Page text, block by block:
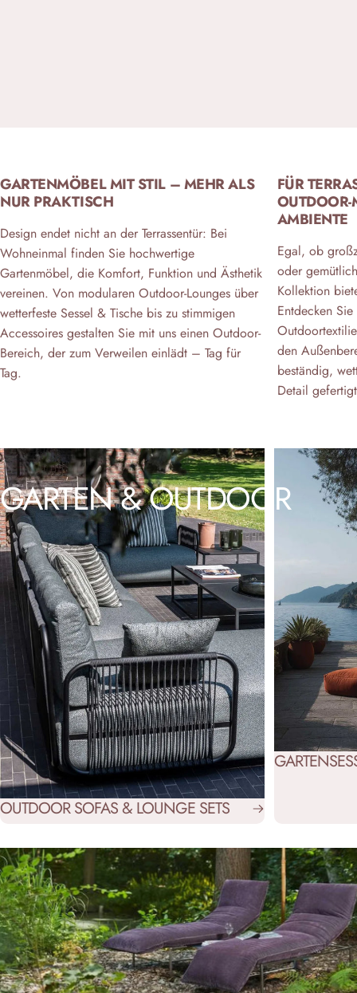
GARTEN&OUTDOOR
GARTENMÖBEL MIT STIL – MEHR ALS
NUR PRAKTISCH
Design endet nicht an der Terrassentür: Bei
Wohneinmal finden Sie hochwertige
Gartenmöbel, die Komfort, Funktion und Ästhetik
vereinen. Von modularen Outdoor-Lounges über
wetterfeste Sessel & Tische bis zu stimmigen
Accessoires gestalten Sie mit uns einen Outdoor-
Bereich, der zum Verweilen einlädt – Tag für
Tag.
FÜR
OUTDOOR-
AMBIENTE
Egal, ob
oder
Kollektion
Entdecken
den
beständig,
Detail
OUTDOOR SOFAS & LOUNGE SETS